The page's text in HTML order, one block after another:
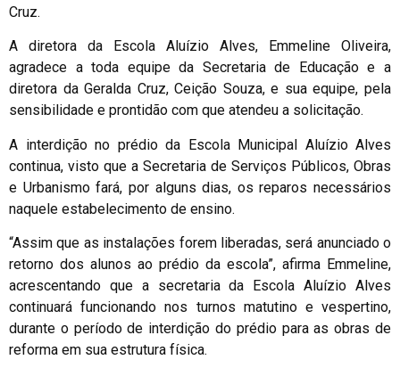
Cruz.
A diretora da Escola Aluízio Alves, Emmeline Oliveira,
agradece a toda equipe da Secretaria de Educação e a
diretora da Geralda Cruz, Ceição Souza, e sua equipe, pela
sensibilidade e prontidão com que atendeu a solicitação.
A interdição no prédio da Escola Municipal Aluízio Alves
continua, visto que a Secretaria de Serviços Públicos, Obras
e Urbanismo fará, por alguns dias, os reparos necessários
naquele estabelecimento de ensino.
“Assim que as instalações forem liberadas, será anunciado o
retorno dos alunos ao prédio da escola”, afirma Emmeline,
acrescentando que a secretaria da Escola Aluízio Alves
continuará funcionando nos turnos matutino e vespertino,
durante o período de interdição do prédio para as obras de
reforma em sua estrutura física.